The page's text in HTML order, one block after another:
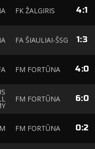
FK ŽALGIRIS 4:1
FA ŠIAULIAI-ŠSG 1:3
FM FORTŪNA 4:0
FM FORTŪNA 6:0
FM FORTŪNA 0:2